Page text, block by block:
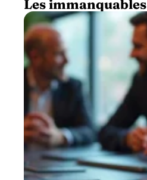
Les immanquables